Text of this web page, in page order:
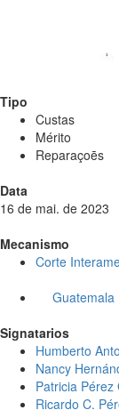
Tipo
Custas
Mérito
Reparaçoēs
Data
16 de mai. de 2023
Mecanismo
Corte
Guatemala
Signatarios
Humberto
Nancy
Patricia Pérez
Ricardo C.